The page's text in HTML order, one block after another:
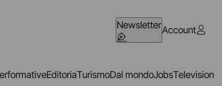
NewsletterAccount
EditoriaTurismoDal mondoJobsTelevision